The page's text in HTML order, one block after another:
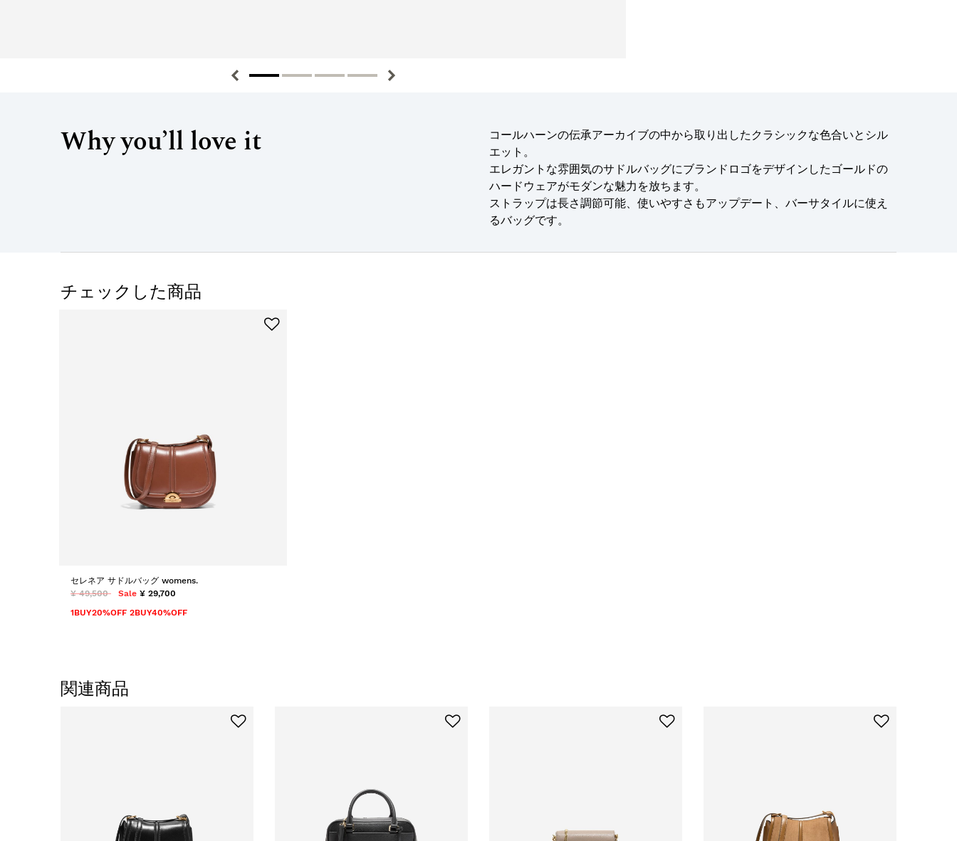
Why you’ll love it
コールハーンの伝承アーカイブの中から取り出したクラシックな色合いとシル
エット。
エレガントな雰囲気のサドルバッグにブランドロゴをデザインしたゴールドの
ハードウェアがモダンな魅力を放ちます。
ストラップは長さ調節可能、使いやすさもアップデート、バーサタイルに使え
るバッグです。
チェックした商品
セレネア サドルバッグ womens.
¥ 49,500
Sale ¥ 29,700
1BUY20%OFF 2BUY40%OFF
関連商品